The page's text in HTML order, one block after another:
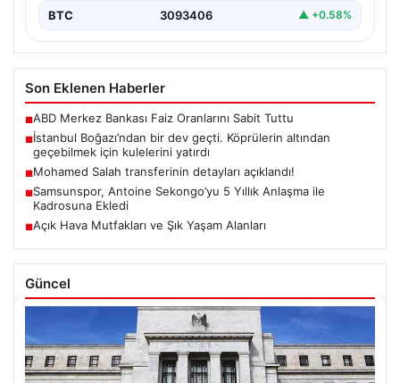
BTC 3093406 ▲ +0.58%
Son Eklenen Haberler
■ABD Merkez Bankası Faiz Oranlarını Sabit Tuttu
■İstanbul Boğazı’ndan bir dev geçti. Köprülerin altından
geçebilmek için kulelerini yatırdı
■Mohamed Salah transferinin detayları açıklandı!
■Samsunspor, Antoine Sekongo’yu 5 Yıllık Anlaşma ile
Kadrosuna Ekledi
■Açık Hava Mutfakları ve Şık Yaşam Alanları
Güncel